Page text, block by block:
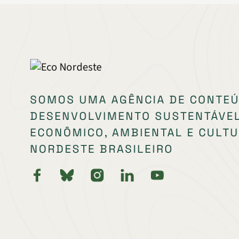
SOMOS UMA AGÊNCIA DE
DESENVOLVIMENTO
ECONÔMICO, AMBIENTAL E
NORDESTE BRASILEIRO